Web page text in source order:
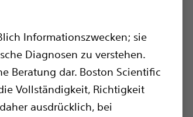
Informationszwecken; sie
Diagnosen zu verstehen.
Beratung dar. Boston Scientific
Vollständigkeit, Richtigkeit
ausdrücklich, bei